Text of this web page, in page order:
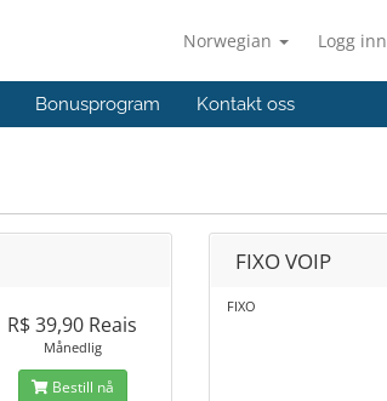
Norwegian Logg inn
Bonusprogram Kontakt oss
R$ 39,90 Reais
Månedlig
Bestill nå
FIXO VOIP
FIXO